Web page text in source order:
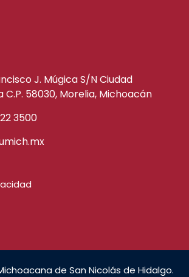
J. Múgica S/N Ciudad
C.P. 58030, Morelia, Michoacán
3500
de San Nicolás de Hidalgo.